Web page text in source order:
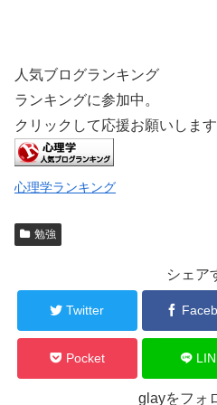
人気ブログランキング
ランキングに参加中。
クリックして応援お願いします
心理学ランキング
勉強
シェア
Twitter
Pocket
glayをフォ